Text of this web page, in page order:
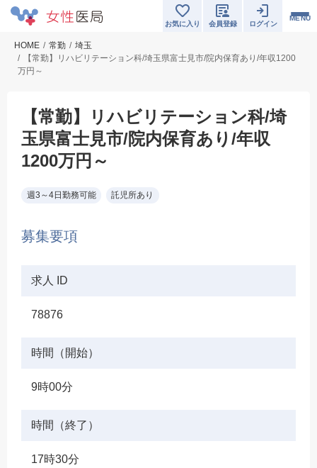
MENU
お気に入り 会員登録 ログイン
HOME 常勤
埼玉
【常勤】リハビリテーション科/埼玉県富士見市/院内保育あり/年収1200
万円～
【常勤】リハビリテーション科/埼
玉県富士見市/院内保育あり/年収
1200万円～
週3～4日勤務可能 託児所あり
募集要項
求人 ID
78876
時間（開始）
9時00分
時間（終了）
17時30分